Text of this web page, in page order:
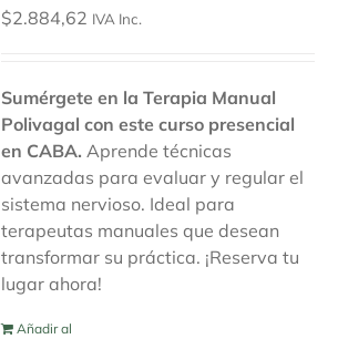
$2.884,62 IVA Inc.
Sumérgete en la Terapia Manual
Polivagal con este curso presencial
en CABA. Aprende técnicas
avanzadas para evaluar y regular el
sistema nervioso. Ideal para
terapeutas manuales que desean
transformar su práctica. ¡Reserva tu
lugar ahora!
Añadir al